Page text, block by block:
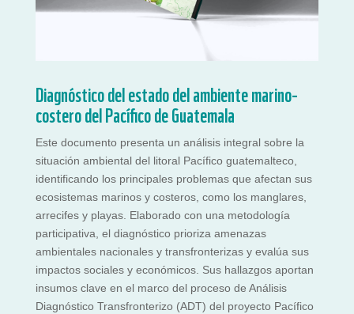
Diagnóstico del estado del ambiente marino-
costero del Pacífico de Guatemala
Este documento presenta un análisis integral sobre la
situación ambiental del litoral Pacífico guatemalteco,
identificando los principales problemas que afectan sus
ecosistemas marinos y costeros, como los manglares,
arrecifes y playas. Elaborado con una metodología
participativa, el diagnóstico prioriza amenazas
ambientales nacionales y transfronterizas y evalúa sus
impactos sociales y económicos. Sus hallazgos aportan
insumos clave en el marco del proceso de Análisis
Diagnóstico Transfronterizo (ADT) del proyecto Pacífico